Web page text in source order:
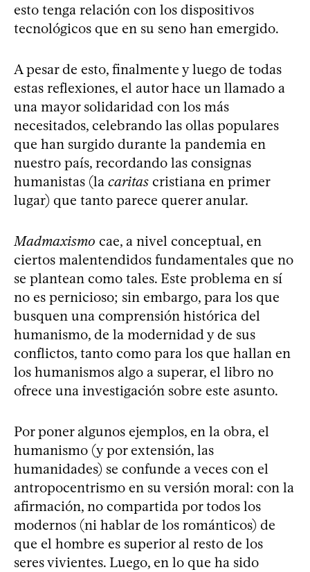
esto tenga relación con los dispositivos
tecnológicos que en su seno han emergido.
A pesar de esto, finalmente y luego de todas
estas reflexiones, el autor hace un llamado a
una mayor solidaridad con los más
necesitados, celebrando las ollas populares
que han surgido durante la pandemia en
nuestro país, recordando las consignas
humanistas (la caritas cristiana en primer
lugar) que tanto parece querer anular.
Madmaxismo cae, a nivel conceptual, en
ciertos malentendidos fundamentales que no
se plantean como tales. Este problema en sí
no es pernicioso; sin embargo, para los que
busquen una comprensión histórica del
humanismo, de la modernidad y de sus
conflictos, tanto como para los que hallan en
los humanismos algo a superar, el libro no
ofrece una investigación sobre este asunto.
Por poner algunos ejemplos, en la obra, el
humanismo (y por extensión, las
humanidades) se confunde a veces con el
antropocentrismo en su versión moral: con la
afirmación, no compartida por todos los
modernos (ni hablar de los románticos) de
que el hombre es superior al resto de los
seres vivientes. Luego, en lo que ha sido